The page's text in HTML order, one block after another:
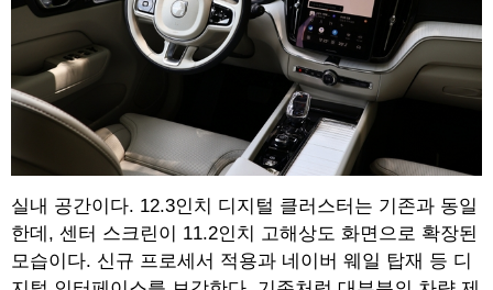
실내 공간이다. 12.3인치 디지털 클러스터는 기존과 동일
한데, 센터 스크린이 11.2인치 고해상도 화면으로 확장된
모습이다. 신규 프로세서 적용과 네이버 웨일 탑재 등 디